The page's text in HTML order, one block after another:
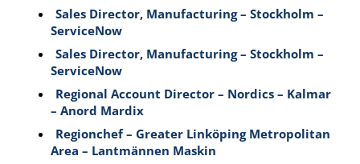
Sales Director, Manufacturing – Stockholm –
ServiceNow
Sales Director, Manufacturing – Stockholm –
ServiceNow
Regional Account Director – Nordics – Kalmar
– Anord Mardix
Regionchef – Greater Linköping Metropolitan
Area – Lantmännen Maskin